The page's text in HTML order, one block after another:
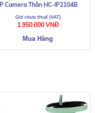
IP Camera Thân HC-IP2104B
1.950.000 VNĐ